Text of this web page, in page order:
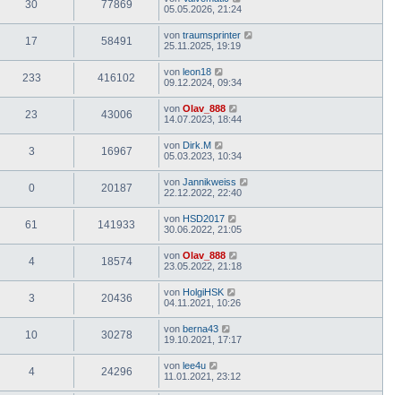
30 77869
05.05.2026, 21:24
17 58491 von traumsprinter
25.11.2025, 19:19
233 416102 von leon18
09.12.2024, 09:34
23 43006 von Olav_888
14.07.2023, 18:44
3 16967 von Dirk.M
05.03.2023, 10:34
0 20187 von Jannikweiss
22.12.2022, 22:40
61 141933 von HSD2017
30.06.2022, 21:05
4 18574 von Olav_888
23.05.2022, 21:18
3 20436 von HolgiHSK
04.11.2021, 10:26
10 30278 von berna43
19.10.2021, 17:17
4 24296 von lee4u
11.01.2021, 23:12